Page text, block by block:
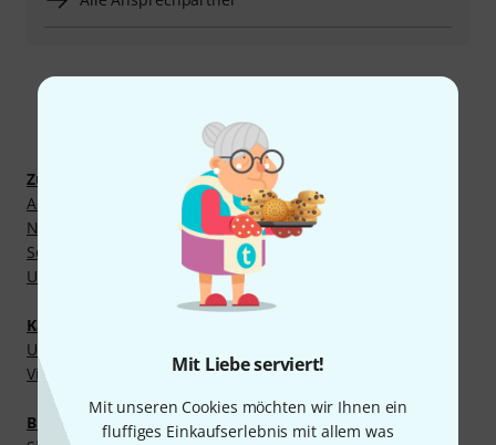
Mit Liebe serviert!
Mit unseren Cookies möchten wir Ihnen ein
fluffiges Einkaufserlebnis mit allem was
Mehr entdecken
Zubehör und Kopfhörer
Adapter für Computer
Netzwerkkomponenten
Sonstige Netzteile
USB Hubs
Kabel und Stecker
USB Kabel
Videokabel
Broadcast- und Videoequipment